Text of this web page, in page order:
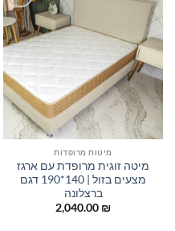
הוסף
למוצרים
שאהבתי
מיטות מרופדות
מיטה זוגית מרופדת עם ארגז
מצעים בזול | 140*190 דגם
ברצלונה
2,040.00 ₪